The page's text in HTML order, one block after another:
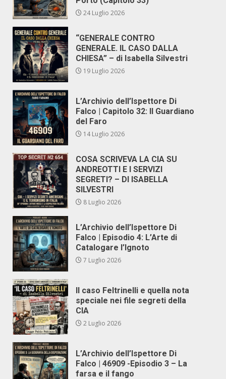
24 Luglio 2026
“GENERALE CONTRO
GENERALE. IL CASO DALLA
CHIESA” – di Isabella Silvestri
19 Luglio 2026
L’Archivio dell’Ispettore Di
Falco | Capitolo 32: Il Guardiano
del Faro
14 Luglio 2026
COSA SCRIVEVA LA CIA SU
ANDREOTTI E I SERVIZI
SEGRETI? – DI ISABELLA
SILVESTRI
8 Luglio 2026
L’Archivio dell’Ispettore Di
Falco | Episodio 4: L’Arte di
Catalogare l’Ignoto
7 Luglio 2026
Il caso Feltrinelli e quella nota
speciale nei file segreti della
CIA
2 Luglio 2026
L’Archivio dell’Ispettore Di
Falco | 46909 -Episodio 3 – La
farsa e il fango